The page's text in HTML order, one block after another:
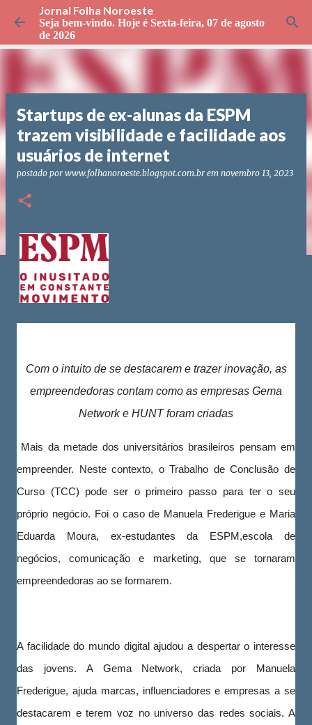
Pular para o conteúdo principal
Jornal Folha Noroeste
Seja bem-vindo. Hoje é Sexta-feira, 07 de agosto
de 2026
Startups de ex-alunas da ESPM
trazem visibilidade e facilidade aos
usuários de internet
postado por www.folhanoroeste.blogspot.com.br em novembro 13, 2023
Com o intuito de se destacarem e trazer inovação, as
empreendedoras contam como as empresas Gema
Network e HUNT foram criadas
Mais da metade dos universitários brasileiros pensam em
empreender. Neste contexto, o Trabalho de Conclusão de
Curso (TCC) pode ser o primeiro passo para ter o seu
próprio negócio. Foi o caso de Manuela Frederigue e Maria
Eduarda Moura, ex-estudantes da ESPM,escola de
negócios, comunicação e marketing, que se tornaram
empreendedoras ao se formarem.
A facilidade do mundo digital ajudou a despertar o interesse
das jovens. A Gema Network, criada por Manuela
Frederigue, ajuda marcas, influenciadores e empresas a se
destacarem e terem voz no universo das redes sociais. A